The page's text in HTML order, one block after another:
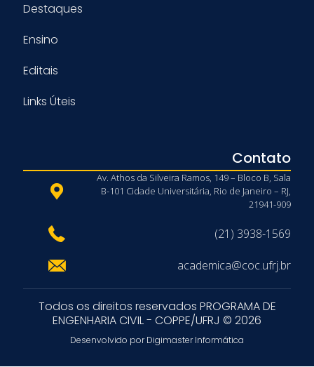
Destaques
Ensino
Editais
Links Úteis
Contato
Av. Athos da Silveira Ramos, 149 – Bloco B, Sala
B-101 Cidade Universitária, Rio de Janeiro – RJ,
21941-909
(21) 3938-1569
academica@coc.ufrj.br
Todos os direitos reservados PROGRAMA DE
ENGENHARIA CIVIL - COPPE/UFRJ © 2026
Desenvolvido por Digimaster Informática